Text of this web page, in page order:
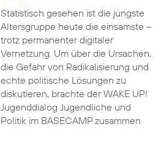
Statistisch gesehen ist die jüngste
Altersgruppe heute die einsamste –
trotz permanenter digitaler
Vernetzung. Um über die Ursachen,
die Gefahr von Radikalisierung und
echte politische Lösungen zu
diskutieren, brachte der WAKE UP!
Jugenddialog Jugendliche und
Politik im BASECAMP zusammen